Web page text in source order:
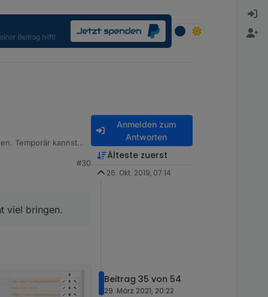
Temporär kannst
#30
viel bringen.
Anmelden zum
Antworten
Älteste zuerst
26. Okt. 2019, 07:14
Beitrag 35 von 54
29. März 2021, 20:22